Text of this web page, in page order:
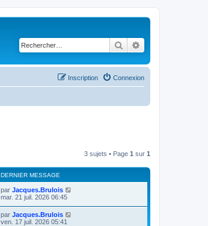
Rechercher
Connexion
Inscription
3 sujets • Page 1 sur 1
DERNIER MESSAGE
par Jacques.Brulois
mar. 21 juil. 2026 06:45
par Jacques.Brulois
ven. 17 juil. 2026 05:41